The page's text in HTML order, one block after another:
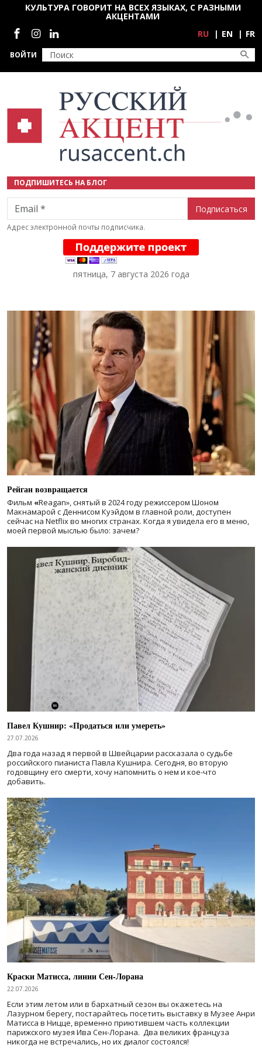
Перейти к основному содержанию
ВОЙТИ
КУЛЬТУРА ГОВОРИТ НА ВСЕХ ЯЗЫКАХ, С РАЗНЫМИ
АКЦЕНТАМИ
Социальные сети
RU EN FR
ПОДПИШИТЕСЬ НА БЛОГ
Email
Адрес электронной почты подписчика.
пятница, 7 августа 2026 года
Рейган возвращается
Фильм «Reagan», снятый в 2024 годурежиссером Шоном
Макнамарой с Деннисом Куэйдом в главной роли, доступен
сейчас на Netflix во многих странах. Когда я увидела его в меню,
моей первой мыслью было: зачем?
Павел Кушнир: «Продаться или умереть»
27.07.2026
Два года назад я первой в Швейцарии рассказала о судьбе
российского пианиста Павла Кушнира. Сегодня, во вторую
годовщину его смерти, хочу напомнить о нем и кое-что
добавить.
Краски Матисса, линии Сен-Лорана
22.07.2026
Если этим летом или в бархатный сезон вы окажетесь на
Лазурном берегу, постарайтесь посетить выставку в Музее Анри
Матисса в Ницце, временно приютившем часть коллекции
парижского музея Ива Сен-Лорана. Два великих француза
никогда не встречались, но их диалог состоялся!